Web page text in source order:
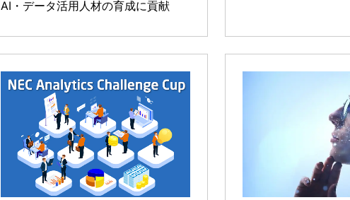
AI・データ活用人材の育成に貢献